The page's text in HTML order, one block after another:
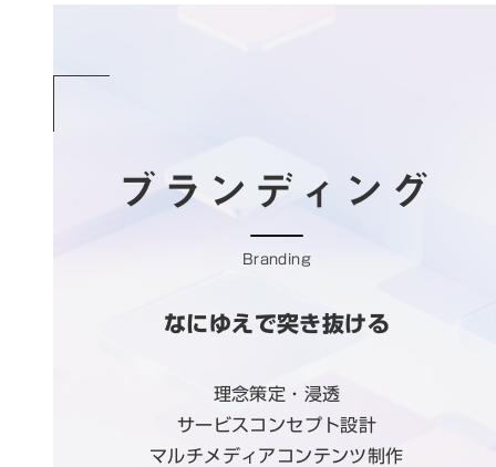
ブランディング
Branding
なにゆえで突き抜ける
理念策定・浸透
サービスコンセプト設計
マルチメディアコンテンツ制作